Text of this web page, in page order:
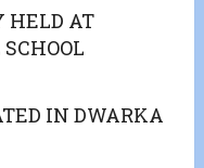
HELD AT
IN DWARKA